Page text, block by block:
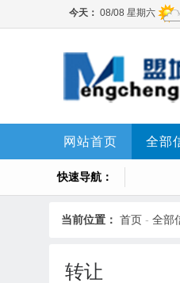
网站首页 全部
快速导航：
当前位置： 首页 - 全部
转让